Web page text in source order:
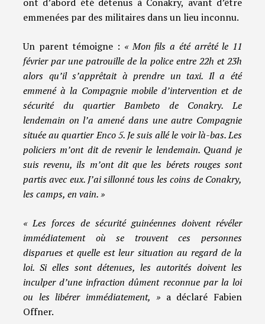
emmenées par des militaires dans un lieu inconnu.
Un parent témoigne : « Mon fils a été arrêté le 11
février par une patrouille de la police entre 22h et 23h
alors qu’il s’apprêtait à prendre un taxi. Il a été
emmené à la Compagnie mobile d’intervention et de
sécurité du quartier Bambeto de Conakry. Le
lendemain on l’a amené dans une autre Compagnie
située au quartier Enco 5. Je suis allé le voir là-bas. Les
policiers m’ont dit de revenir le lendemain. Quand je
suis revenu, ils m’ont dit que les bérets rouges sont
partis avec eux. J’ai sillonné tous les coins de Conakry,
les camps, en vain. »
« Les forces de sécurité guinéennes doivent révéler
immédiatement où se trouvent ces personnes
disparues et quelle est leur situation au regard de la
loi. Si elles sont détenues, les autorités doivent les
inculper d’une infraction dûment reconnue par la loi
ou les libérer immédiatement, »a déclaré Fabien
Offner.